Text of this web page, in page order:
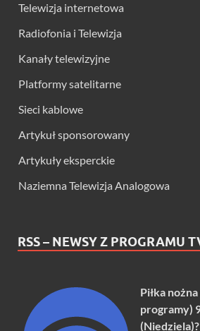
Telewizja internetowa
Radiofonia i Telewizja
Kanały telewizyjne
Platformy satelitarne
Sieci kablowe
Artykuł sponsorowany
Artykuły eksperckie
Naziemna Telewizja Analogowa
RSS – NEWSY Z PROGRAMU
Piłka
programy)